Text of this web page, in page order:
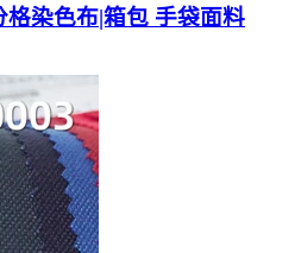
染色布|箱包 手袋面料